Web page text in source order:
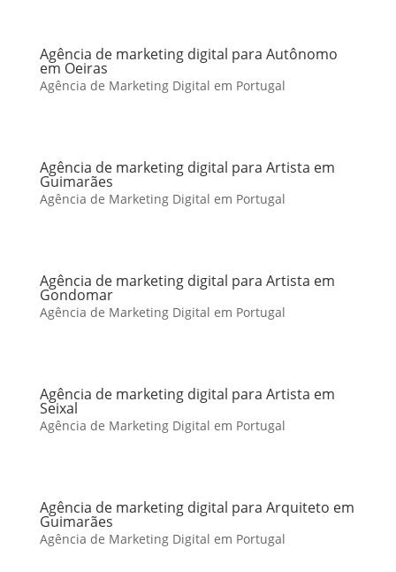
Agência de marketing digital para Autônomo
em Oeiras
Agência de Marketing Digital em Portugal
Agência de marketing digital para Artista em
Guimarães
Agência de Marketing Digital em Portugal
Agência de marketing digital para Artista em
Gondomar
Agência de Marketing Digital em Portugal
Agência de marketing digital para Artista em
Seixal
Agência de Marketing Digital em Portugal
Agência de marketing digital para Arquiteto em
Guimarães
Agência de Marketing Digital em Portugal